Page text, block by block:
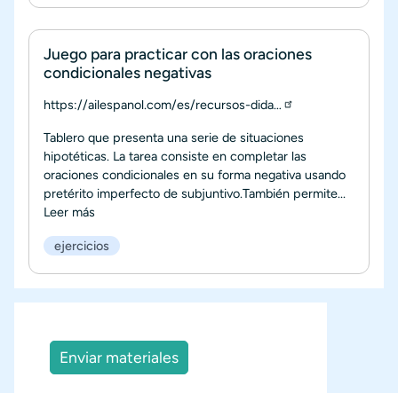
Juego para practicar con las oraciones
condicionales negativas
https://ailespanol.com/es/recursos-dida…
Tablero que presenta una serie de situaciones
hipotéticas. La tarea consiste en completar las
oraciones condicionales en su forma negativa usando
pretérito imperfecto de subjuntivo.También permite...
Leer más
ejercicios
Enviar materiales